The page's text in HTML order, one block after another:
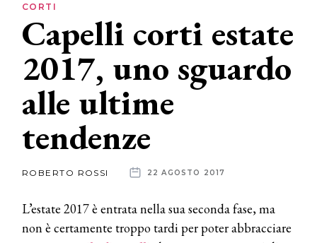
Lifestyle
News
News
CORTI
Capelli corti estate
2017, uno sguardo
alle ultime
tendenze
ROBERTO ROSSI 22 AGOSTO 2017
L’estate 2017 è entrata nella sua seconda fase, ma
non è certamente troppo tardi per poter abbracciare